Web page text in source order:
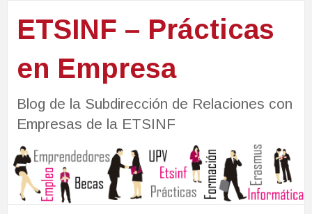
ETSINF – Prácticas
en Empresa
Blog de la Subdirección de Relaciones con
Empresas de la ETSINF